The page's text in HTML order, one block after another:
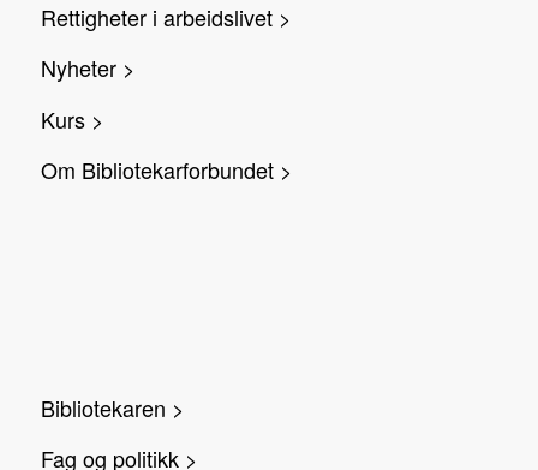
Rettigheter i arbeidslivet >
Nyheter >
Kurs >
Om Bibliotekarforbundet >
Bibliotekaren >
Fag og politikk >